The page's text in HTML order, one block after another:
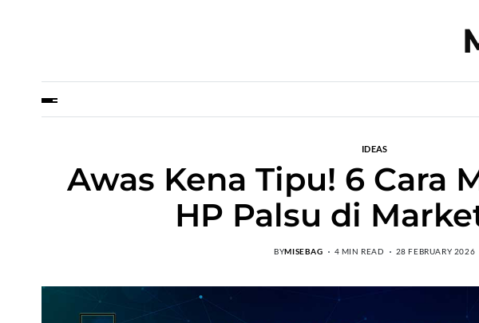
IDEAS
Awas Kena Tipu! 6 Cara
HP Palsu di
BYMISEBAG 4 MIN READ 28 FEBRUARY 2026